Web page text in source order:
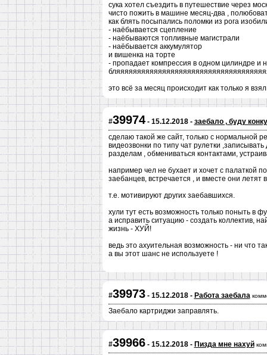
сука хотел съездить в путешествие через
чисто пожить в машине месяц-два ,
как блять посыпались поломки из рога
- наёбывается сцепление
- наёбываются топливные магистрали
- наёбывается аккумулятор
и вишенка на торте
- пропадает компрессия в одном цилиндре и
это всё за месяц происходит как только я
#39974- 15.12.2018 - заебало , буду
сделаю такой же сайт, только с нормальной
видеозвонки по типу чат рулетки
разделам , обмениваться контактами,
например чел не бухает и хочет с палаткой
заебанцев, встречается , и вместе они
т.е. мотивируют других заебавшихся.
хули тут есть возможность только поныть в
а исправить ситуацию - создать коллектив,
жизнь - ХУЙ!
ведь это ахуительная возможность - ни что
а вы этот шанс не используете !
#39973- 15.12.2018 - Работа заебала
Заебало картриджи заправлять.
#39966- 15.12.2018 - Пизда мне нахуй